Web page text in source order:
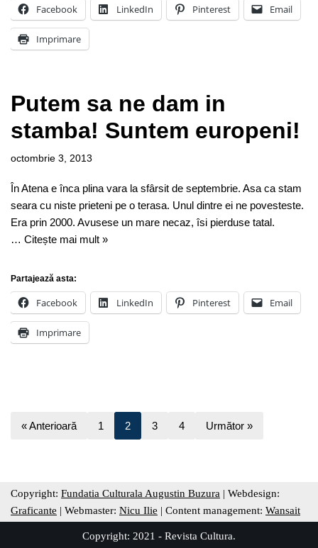
Facebook LinkedIn Pinterest Email
Imprimare
Putem sa ne dam in
stamba! Suntem europeni!
octombrie 3, 2013
În Atena e înca plina vara la sfârsit de septembrie. Asa ca stam
seara cu niste prieteni pe o terasa. Unul dintre ei ne povesteste.
Era prin 2000. Avusese un mare necaz, îsi pierduse tatal.
… Citește mai mult »
Partajează asta:
Facebook LinkedIn Pinterest Email
Imprimare
« Anterioară 1 2 3 4 Următor »
Copyright: Fundatia Culturala Augustin Buzura | Webdesign:
Graficante | Webmaster: Nicu Ilie | Content management: Wansait
Copyright: 2021 - Revista Cultura.